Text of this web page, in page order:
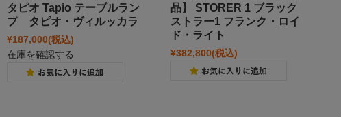
タピオ Tapio テーブルラン
プ タピオ・ヴィルッカラ
¥187,000(税込)
在庫を確認する
品】 STORER 1 ブラック
ストラー1 フランク・ロイ
ド・ライト
¥382,800(税込)